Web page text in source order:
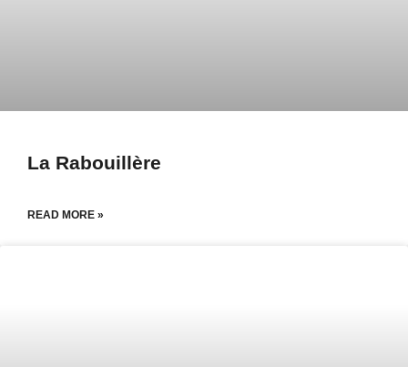
La Rabouillère
READ MORE »